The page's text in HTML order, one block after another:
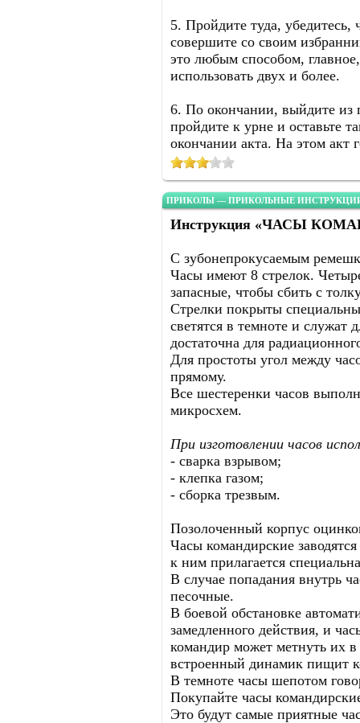
5. Пройдите туда, убедитесь,
совершите со своим
это любым способом, главное,
использовать двух и более.
6. По окончании, выйдите из
пройдите к урне и оставьте
окончании акта. На этом акт
ПРИКОЛЫ — ПРИКОЛЬНЫЕ
Инструкция «ЧАСЫ
С зубонепрокусаемым
Часы имеют 8 стрелок.
запасные, чтобы сбить с
Стрелки покрыты
светятся в темноте и служат
достаточна для
Для простоты угол между
прямому.
Все шестеренки часов
микросхем.
При изготовлении часов
- сварка взрывом;
- клепка газом;
- сборка трезвым.
Позолоченный корпус
Часы командирские
к ним прилагается
В случае попадания внутрь
песочные.
В боевой обстановке
замедленного действия, и
командир может метнуть их
встроенный динамик пищит
В темноте часы шепотом
Покупайте часы
Это будут самые приятные